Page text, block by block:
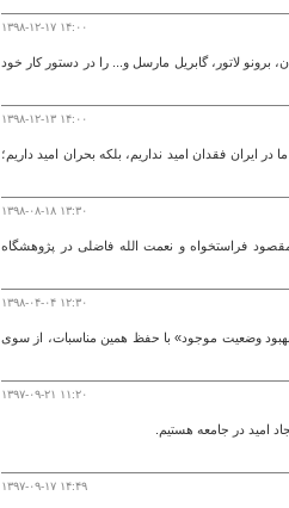
۱۳۹۸-۱۲-۱۷ ۱۴:۰۰
برونو لاتور، گابریل مارسل و... را در دستور کار خود
۱۳۹۸-۱۲-۱۳ ۱۴:۰۰
ایران فقدان امید نداریم، بلکه بحران امید داریم؛
۱۳۹۸-۰۸-۱۸ ۱۳:۳۰
فراستخواه و نعمت الله فاضلی در پژوهشگاه
۱۳۹۸-۰۴-۰۴ ۱۲:۳۰
«بهبود وضعیت موجود» با حفظ همین مناسبات، از سوی
۱۳۹۷-۰۹-۲۱ ۱۱:۲۰
امید در جامعه هستیم.
۱۳۹۷-۰۹-۱۷ ۱۴:۴۹